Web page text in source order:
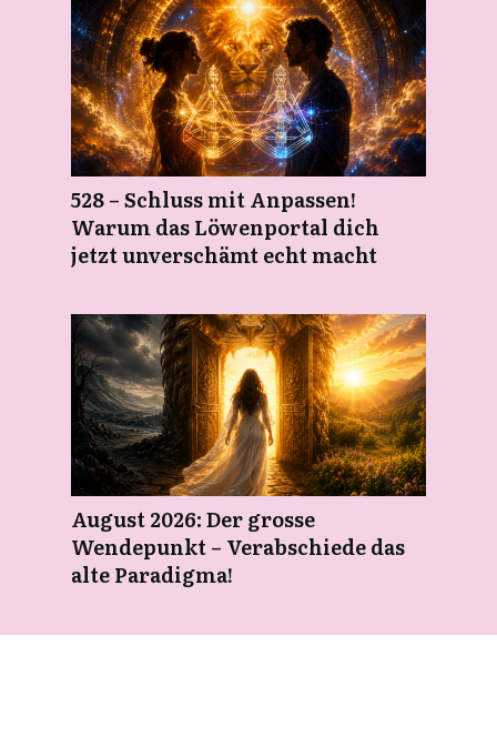
528 – Schluss mit Anpassen!
Warum das Löwenportal dich
jetzt unverschämt echt macht
August 2026: Der grosse
Wendepunkt – Verabschiede das
alte Paradigma!